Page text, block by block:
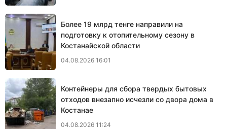
Более 19 млрд тенге направили на
подготовку к отопительному сезону в
Костанайской области
04.08.2026 16:01
Контейнеры для сбора твердых бытовых
отходов внезапно исчезли со двора дома в
Костанае
04.08.2026 11:24